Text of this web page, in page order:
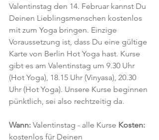
Valentinstag den 14. Februar kannst Du
Deinen Lieblingsmenschen kostenlos
mit zum Yoga bringen. Einzige
Voraussetzung ist, dass Du eine gültige
Karte von Berlin Hot Yoga hast. Kurse
gibt es am Valentinstag um 9.30 Uhr
(Hot Yoga), 18.15 Uhr (Vinyasa), 20.30
Uhr (Hot Yoga). Unsere Kurse beginnen
pünktlich, sei also rechtzeitig da.
Wann: Valentinstag - alle Kurse Kosten:
kostenlos für Deinen